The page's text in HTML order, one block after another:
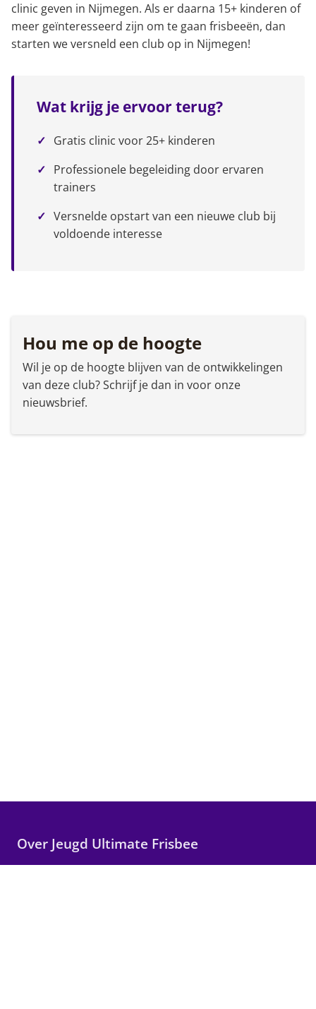
clinic geven in Nijmegen. Als er daarna 15+ kinderen of
meer geïnteresseerd zijn om te gaan frisbeeën, dan
starten we versneld een club op in Nijmegen!
Wat krijg je ervoor terug?
Gratis clinic voor 25+ kinderen
Professionele begeleiding door ervaren
trainers
Versnelde opstart van een nieuwe club bij
voldoende interesse
Hou me op de hoogte
Wil je op de hoogte blijven van de ontwikkelingen
van deze club? Schrijf je dan in voor onze
nieuwsbrief.
Over Jeugd Ultimate Frisbee